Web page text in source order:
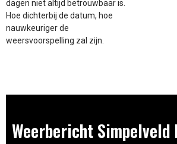
dagen niet altijd betrouwbaar is.
Hoe dichterbij de datum, hoe
nauwkeuriger de
weersvoorspelling zal zijn.
Weerbericht Simpelveld